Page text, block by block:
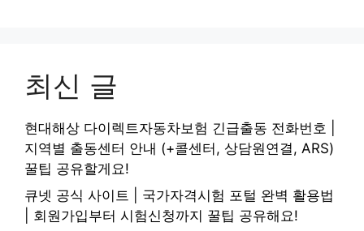
최신 글
현대해상 다이렉트자동차보험 긴급출동 전화번호 |
지역별 출동센터 안내 (+콜센터, 상담원연결, ARS)
꿀팁 공유할게요!
큐넷 공식 사이트 | 국가자격시험 포털 완벽 활용법
| 회원가입부터 시험신청까지 꿀팁 공유해요!